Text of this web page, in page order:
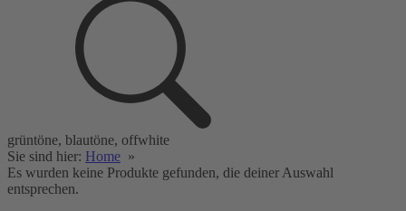
grüntöne, blautöne, offwhite
Sie sind hier: Home »
Es wurden keine Produkte gefunden, die deiner Auswahl
entsprechen.